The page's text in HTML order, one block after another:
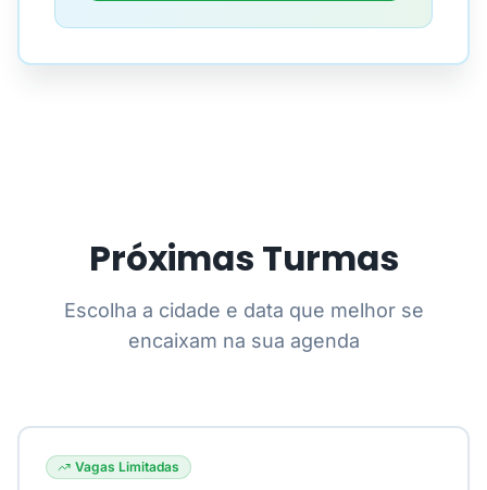
Próximas Turmas
Escolha a cidade e data que melhor se
encaixam na sua agenda
Vagas Limitadas